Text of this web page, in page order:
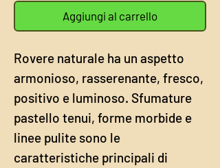
Aggiungi al carrello
Rovere naturale ha un aspetto
armonioso, rasserenante, fresco,
positivo e luminoso. Sfumature
pastello tenui, forme morbide e
linee pulite sono le
caratteristiche principali di